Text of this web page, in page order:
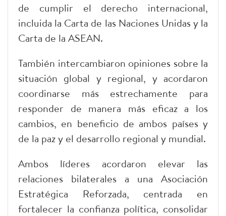
de cumplir el derecho internacional,
incluida la Carta de las Naciones Unidas y la
Carta de la ASEAN.
También intercambiaron opiniones sobre la
situación global y regional, y acordaron
coordinarse más estrechamente para
responder de manera más eficaz a los
cambios, en beneficio de ambos países y
de la paz y el desarrollo regional y mundial.
Ambos líderes acordaron elevar las
relaciones bilaterales a una Asociación
Estratégica Reforzada, centrada en
fortalecer la confianza política, consolidar